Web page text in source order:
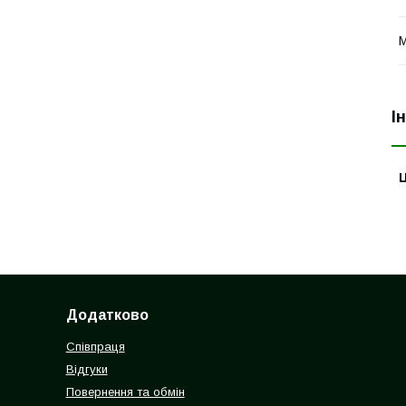
Додатково
Співпраця
Відгуки
Повернення та обмін